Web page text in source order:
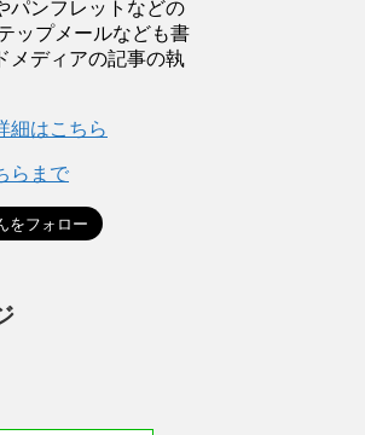
パンフレットなどの
ップメールなども書
メディアの記事の執
細はこちら
らまで